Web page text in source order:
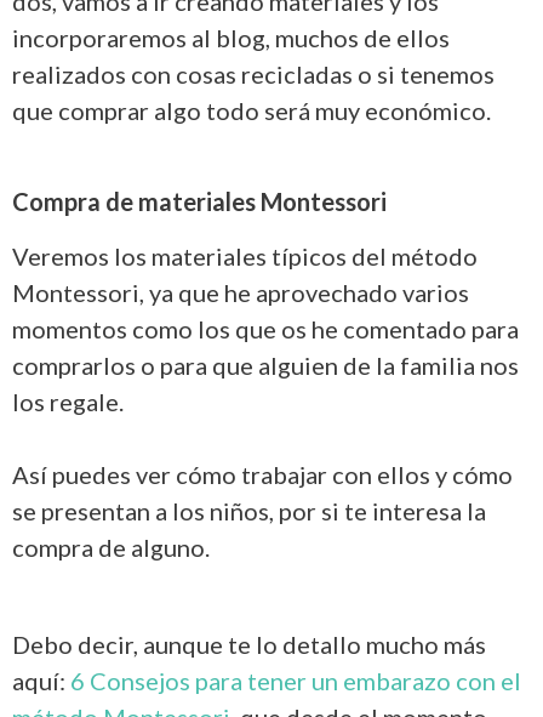
incorporaremos al blog, muchos de ellos
realizados con cosas recicladas o si tenemos
que comprar algo todo será muy económico.
Compra de materiales Montessori
Veremos los materiales típicos del método
Montessori, ya que he aprovechado varios
momentos como los que os he comentado para
comprarlos o para que alguien de la familia nos
los regale.
Así puedes ver cómo trabajar con ellos y cómo
se presentan a los niños, por si te interesa la
compra de alguno.
Debo decir, aunque te lo detallo mucho más
aquí: 6 Consejos para tener un embarazo con el